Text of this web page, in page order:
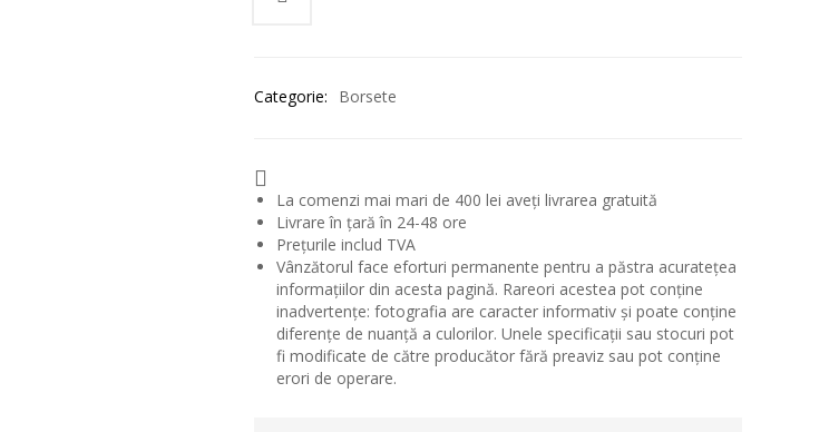
Categorie: Borsete
La comenzi mai mari de 400 lei aveți livrarea gratuită
Livrare în țară în 24-48 ore
Prețurile includ TVA
Vânzătorul face eforturi permanente pentru a păstra acuratețea
informațiilor din acesta pagină. Rareori acestea pot conține
inadvertențe: fotografia are caracter informativ și poate conține
diferențe de nuanță a culorilor. Unele specificații sau stocuri pot
fi modificate de către producător fără preaviz sau pot conține
erori de operare.